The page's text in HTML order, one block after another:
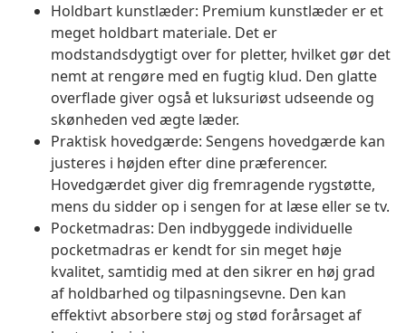
Holdbart kunstlæder: Premium kunstlæder er et
meget holdbart materiale. Det er
modstandsdygtigt over for pletter, hvilket gør det
nemt at rengøre med en fugtig klud. Den glatte
overflade giver også et luksuriøst udseende og
skønheden ved ægte læder.
Praktisk hovedgærde: Sengens hovedgærde kan
justeres i højden efter dine præferencer.
Hovedgærdet giver dig fremragende rygstøtte,
mens du sidder op i sengen for at læse eller se tv.
Pocketmadras: Den indbyggede individuelle
pocketmadras er kendt for sin meget høje
kvalitet, samtidig med at den sikrer en høj grad
af holdbarhed og tilpasningsevne. Den kan
effektivt absorbere støj og stød forårsaget af